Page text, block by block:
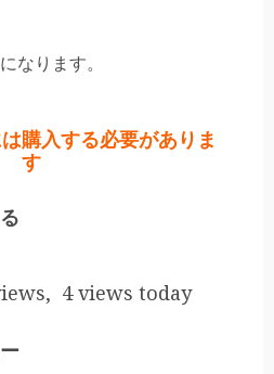
なります。
購入する必要がありま
す
4 views today